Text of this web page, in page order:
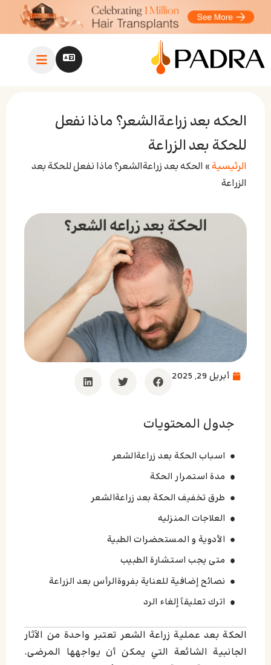
الحكه بعد زراعةالشعر؟ ماذا نفعل
للحكة بعد الزراعة
الرئيسية» الحكه بعد زراعةالشعر؟ ماذا نفعل للحكة بعد
الزراعة
أبريل 29, 2025
جدول المحتويات
اسباب الحکة بعد زراعةالشعر
مدة استمرار الحکة
طرق تخفیف الحکة بعد زراعةالشعر
العلاجات المنزلیه
الأدویة و المستحضرات الطبیة
متی یجب استشارة الطبیب
نصائح إضافیة للعنایة بفروةالرأس بعد الزراعة
اترك تعليقاً إلغاء الرد
الحكة بعد عملية زراعة الشعر تعتبر واحدة من الآثار
الجانبية الشائعة التي يمكن أن يواجهها المرضى.